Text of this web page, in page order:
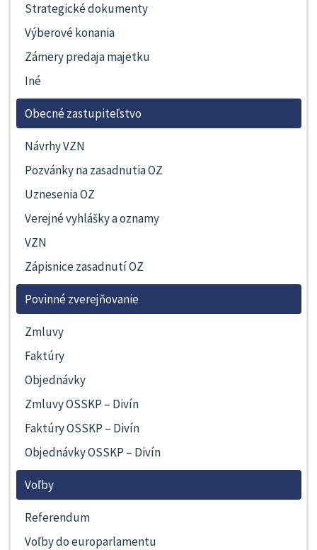
Strategické dokumenty
Výberové konania
Zámery predaja majetku
Iné
Obecné zastupiteľstvo
Návrhy VZN
Pozvánky na zasadnutia OZ
Uznesenia OZ
Verejné vyhlášky a oznamy
VZN
Zápisnice zasadnutí OZ
Povinné zverejňovanie
Zmluvy
Faktúry
Objednávky
Zmluvy OSSKP – Divín
Faktúry OSSKP – Divín
Objednávky OSSKP – Divín
Voľby
Referendum
Voľby do europarlamentu